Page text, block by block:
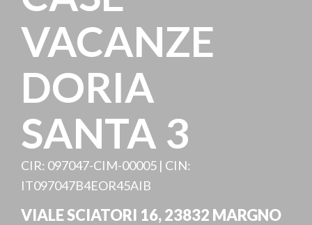
principale
VACANZE
DORIA
SANTA 3
CIR: 097047-CIM-00005 | CIN:
IT097047B4EOR45AIB
VIALE SCIATORI 16,23832 MARGNO